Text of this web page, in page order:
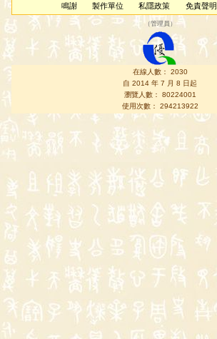
鳴謝
製作單位 私隱政策 免責聲明
（管理員 ）
在線人數： 2030
自 2014 年 7 月 8 日起
瀏覽人數： 80224001
使用次數： 294213922